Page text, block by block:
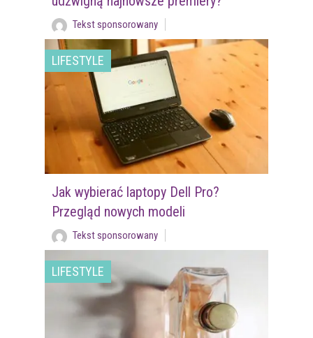
Tekst sponsorowany
LIFESTYLE
Jak wybierać laptopy Dell Pro?
Przegląd nowych modeli
Tekst sponsorowany
LIFESTYLE